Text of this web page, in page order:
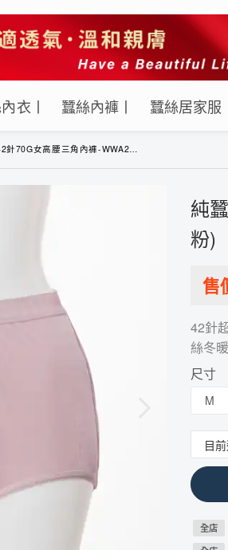
衣丨 蠶絲內褲丨 蠶絲居家服
70G女高腰三角內褲-WWA2A1182C(珠粉)
純
粉)
售
42針
絲冬
尺寸
M
全店